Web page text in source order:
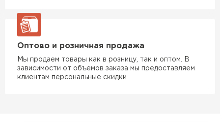
Оптово и розничная продажа
Мы продаем товары как в розницу, так и оптом. В
зависимости от объемов заказа мы предоставляем
клиентам персональные скидки